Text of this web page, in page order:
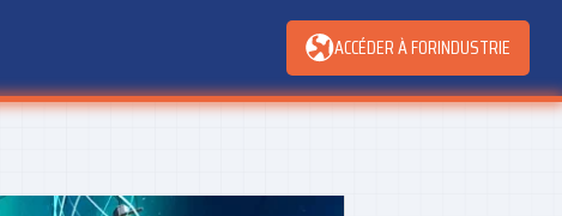
ACCÉDER À FORINDUSTRIE